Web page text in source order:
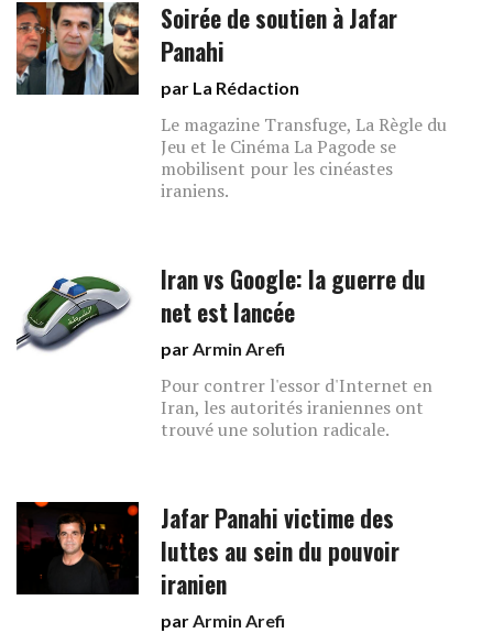
Soirée de soutien à Jafar
Panahi
par La Rédaction
Le magazine Transfuge, La Règle du
Jeu et le Cinéma La Pagode se
mobilisent pour les cinéastes
iraniens.
Iran vs Google: la guerre du
net est lancée
parArmin Arefi
Pour contrer l'essor d'Internet en
Iran, les autorités iraniennes ont
trouvé une solution radicale.
Jafar Panahi victime des
luttes au sein du pouvoir
iranien
parArmin Arefi